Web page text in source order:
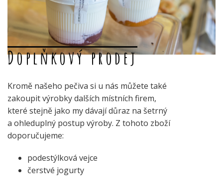
Doplňkový prodej
Kromě našeho pečiva si u nás můžete také
zakoupit výrobky dalších místních firem,
které stejně jako my dávají důraz na šetrný
a ohleduplný postup výroby. Z tohoto zboží
doporučujeme:
podestýlková vejce
čerstvé jogurty